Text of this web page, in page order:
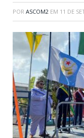
POR ASCOM2 EM 11 DE